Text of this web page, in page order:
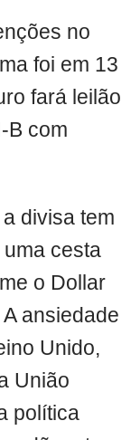
no
foi em 13
fará leilão
B com
divisa tem
uma cesta
o Dollar
ansiedade
Unido,
União
política